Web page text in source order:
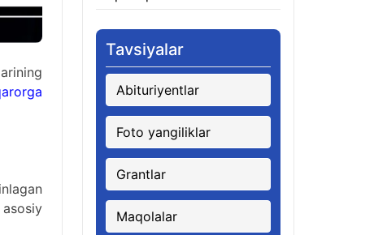
Tavsiyalar
Abituriyentlar
Foto yangiliklar
Grantlar
Maqolalar